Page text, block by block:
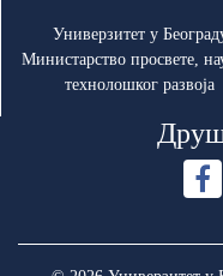
Универзитет у
Министарство просвете,
технолошког развоја